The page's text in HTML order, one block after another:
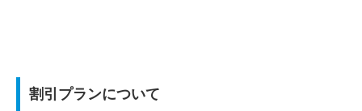
割引プランについて